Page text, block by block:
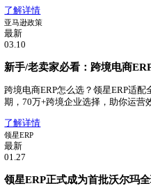
了解详情
领星ERP
最新
04.29
领星推出TMS物流管理系统
了解详情
跨境电商ERP
最新
2025.09.23